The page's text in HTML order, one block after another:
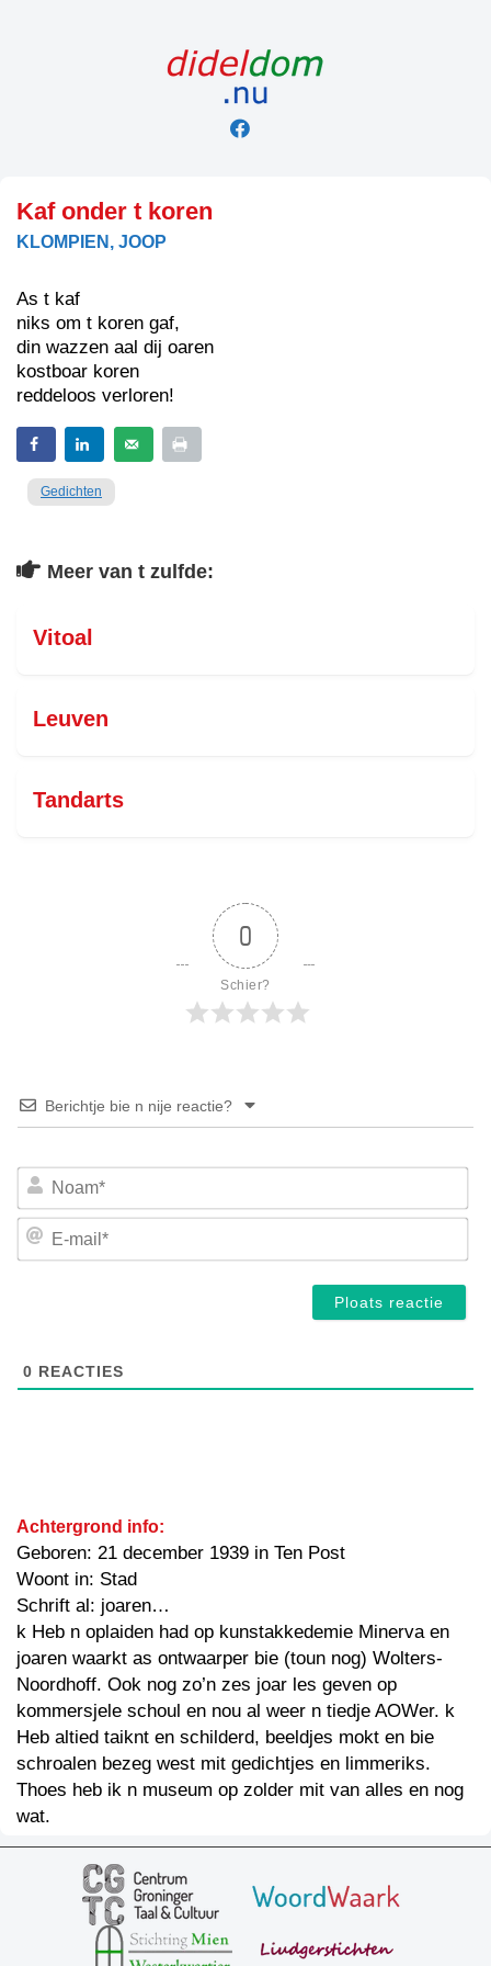
Kaf onder t koren
KLOMPIEN, JOOP
As t kaf
niks om t koren gaf,
din wazzen aal dij oaren
kostboar koren
reddeloos verloren!
Gedichten
Meer van t zulfde:
Vitoal
Leuven
Tandarts
0
Schier?
Berichtje bie n nije reactie?
E-
0 REACTIES
Achtergrond info:
Geboren: 21 december 1939 in Ten Post
Woont in: Stad
Schrift al: joaren…
k Heb n oplaiden had op kunstakkedemie Minerva en
joaren waarkt as ontwaarper bie (toun nog) Wolters-
Noordhoff. Ook nog zo’n zes joar les geven op
kommersjele schoul en nou al weer n tiedje AOWer. k
Heb altied taiknt en schilderd, beeldjes mokt en bie
schroalen bezeg west mit gedichtjes en limmeriks.
Thoes heb ik n museum op zolder mit van alles en nog
wat.